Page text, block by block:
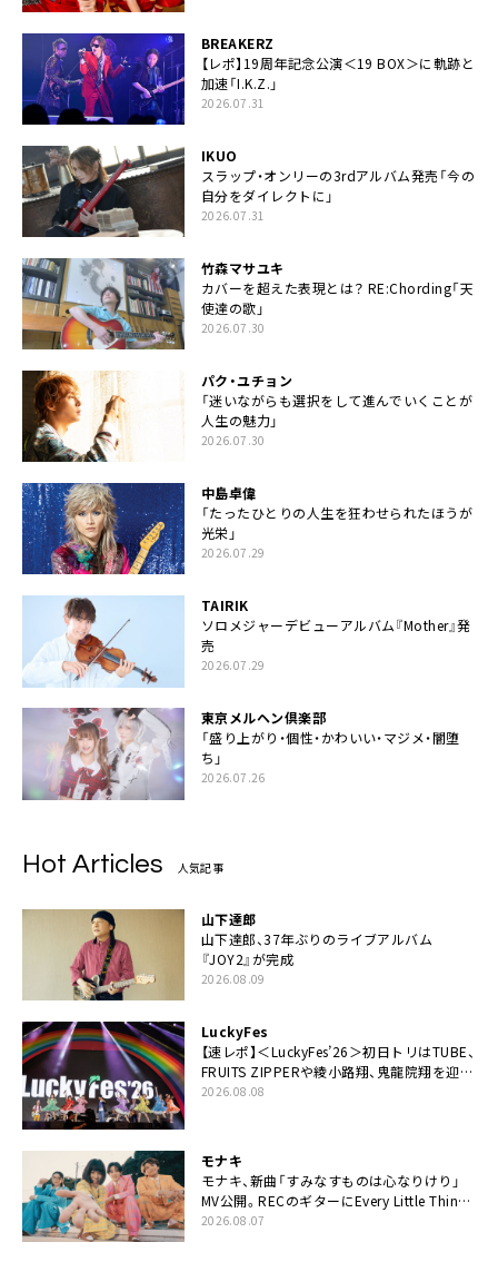
BREAKERZ
【レポ】19周年記念公演＜19 BOX＞に軌跡と
加速「I.K.Z.」
2026.07.31
IKUO
スラップ・オンリーの3rdアルバム発売「今の
自分をダイレクトに」
2026.07.31
竹森マサユキ
カバーを超えた表現とは？ RE:Chording「天
使達の歌」
2026.07.30
パク・ユチョン
「迷いながらも選択をして進んでいくことが
人生の魅力」
2026.07.30
中島卓偉
「たったひとりの人生を狂わせられたほうが
光栄」
2026.07.29
TAIRIK
ソロメジャーデビューアルバム『Mother』発
売
2026.07.29
東京メルヘン倶楽部
「盛り上がり・個性・かわいい・マジメ・闇堕
ち」
2026.07.26
Hot Articles 人気記事
山下達郎
山下達郎、37年ぶりのライブアルバム
『JOY2』が完成
2026.08.09
LuckyFes
【速レポ】＜LuckyFes’26＞初日トリはTUBE、
FRUITS ZIPPERや綾小路翔、鬼龍院翔を迎え
た豪華コラボも「知ってたらぜひ一緒に歌っ
2026.08.08
モナキ
モナキ、新曲「すみなすものは心なりけり」
MV公開。RECのギターにEvery Little Thing・
伊藤一朗参加も
2026.08.07